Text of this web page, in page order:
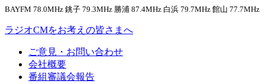
BAYFM 78.0MHz 銚子 79.3MHz 勝浦 87.4MHz 白浜 79.7MHz 館山 77.7MHz
ラジオCMをお考えの皆さまへ
ご意見・お問い合わせ
会社概要
番組審議会報告